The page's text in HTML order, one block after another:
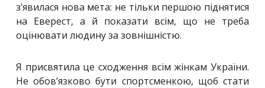
з’явилася нова мета: не тільки першою піднятися
на Еверест, а й показати всім, що не треба
оцінювати людину за зовнішністю.
Я присвятила це сходження всім жінкам України.
Не обов’язково бути спортсменкою, щоб стати